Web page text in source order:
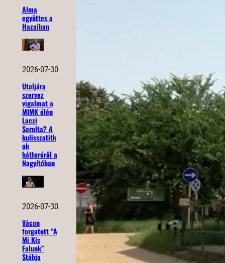
Alma
együttes a
Hazaiban
2026-07-30
Utoljára
szervez
vigalmat a
MIMK élén
Laczi
Sarolta? A
kulisszatitk
ok
hátteréről a
Nagyítóban
2026-07-30
Vácon
forgatott “A
Mi Kis
Falunk”
Stábja